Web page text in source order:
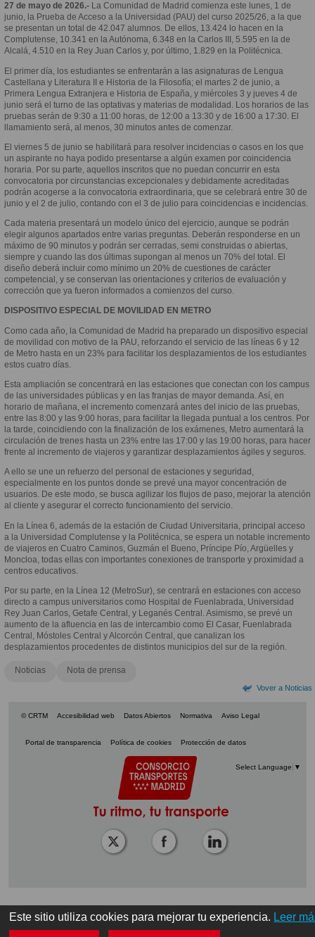
Este sitio utiliza cookies para mejorar tu experiencia. Leer
27 de mayo de 2026.- La Comunidad de Madrid comienza este lunes, 1 de
junio, la Prueba de Acceso a la Universidad (PAU) del curso 2025/26, a la que
se presentan un total de 42.047 alumnos. De ellos, 13.424 lo hacen en la
Complutense, 10.341 en la Autónoma, 6.348 en la Carlos III, 5.595 en la de
Alcalá, 4.510 en la Rey Juan Carlos y, por último, 1.829 en la Politécnica.
El primer día, los estudiantes se enfrentarán a las asignaturas de Lengua
Castellana y Literatura II e Historia de la Filosofía; el martes 2 de junio, a
Primera Lengua Extranjera e Historia de España, y miércoles 3 y jueves 4 de
junio será el turno de las optativas y materias de modalidad. Los horarios de las
pruebas serán de 9:30 a 11:00 horas, de 12:00 a 13:30 y de 16:00 a 17:30. El
llamamiento será, al menos, 30 minutos antes de comenzar.
El viernes 5 de junio se habilitará para resolver incidencias o casos en los que
un aspirante no haya podido presentarse a algún examen por coincidencia
horaria. Por su parte, aquellos inscritos que no puedan concurrir en esta
convocatoria por circunstancias excepcionales y debidamente acreditadas
podrán acogerse a la convocatoria extraordinaria, que se celebrará entre 30 de
junio y el 2 de julio, contando con el 3 de julio para coincidencias e incidencias.
Cada materia presentará un modelo único del ejercicio, aunque se podrán
elegir algunos apartados entre varias preguntas. Deberán responderse en un
máximo de 90 minutos y podrán ser cerradas, semi construidas o abiertas,
siempre y cuando las dos últimas supongan al menos un 70% del total. El
diseño deberá incluir como mínimo un 20% de cuestiones de carácter
competencial, y se conservan las orientaciones y criterios de evaluación y
corrección que ya fueron informados a comienzos del curso.
DISPOSITIVO ESPECIAL DE MOVILIDAD EN METRO
Como cada año, la Comunidad de Madrid ha preparado un dispositivo especial
de movilidad con motivo de la PAU, reforzando el servicio de las líneas 6 y 12
de Metro hasta en un 23% para facilitar los desplazamientos de los estudiantes
estos cuatro días.
Esta ampliación se concentrará en las estaciones que conectan con los campus
de las universidades públicas y en las franjas de mayor demanda. Así, en
horario de mañana, el incremento comenzará antes del inicio de las pruebas,
entre las 8:00 y las 9:00 horas, para facilitar la llegada puntual a los centros. Por
la tarde, coincidiendo con la finalización de los exámenes, Metro aumentará la
circulación de trenes hasta un 23% entre las 17:00 y las 19:00 horas, para hacer
frente al incremento de viajeros y garantizar desplazamientos ágiles y seguros.
A ello se une un refuerzo del personal de estaciones y seguridad,
especialmente en los puntos donde se prevé una mayor concentración de
usuarios. De este modo, se busca agilizar los flujos de paso, mejorar la atención
al cliente y asegurar el correcto funcionamiento del servicio.
En la Línea 6, además de la estación de Ciudad Universitaria, principal acceso
a la Universidad Complutense y la Politécnica, se espera un notable incremento
de viajeros en Cuatro Caminos, Guzmán el Bueno, Príncipe Pío, Argüelles y
Moncloa, todas ellas con importantes conexiones de transporte y proximidad a
centros educativos.
Por su parte, en la Línea 12 (MetroSur), se centrará en estaciones con acceso
directo a campus universitarios como Hospital de Fuenlabrada, Universidad
Rey Juan Carlos, Getafe Central, y Leganés Central. Asimismo, se prevé un
aumento de la afluencia en las de intercambio como El Casar, Fuenlabrada
Central, Móstoles Central y Alcorcón Central, que canalizan los
desplazamientos procedentes de distintos municipios del sur de la región.
Noticias Nota de prensa
Vover a Noticias
© CRTM Accesibilidad web Datos Abiertos Normativa Aviso Legal
Portal de transparencia Política de cookies Protección de datos
Select Language ▼